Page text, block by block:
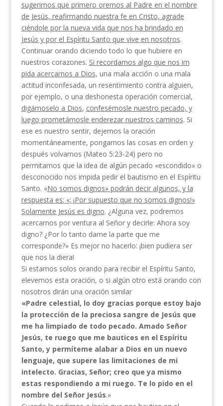
sugerimos que primero oremos al Padre en el nombre
de Jesús, reafirmando nuestra fe en Cristo, agrade­
ciéndole por la nueva vida que nos ha brindado en
Jesús y por el Espíritu Santo que vive en nosotros.
Continuar orando diciendo todo lo que hubiere en
nuestros corazones. Si recordamos algo que nos im­
pida acercarnos a Dios, una mala acción o una mala
actitud inconfesada, un resentimiento contra alguien,
por ejemplo, o una deshonesta operación comercial,
digámoselo a Dios, confesémosle nuestro pecado, y
luego prometámosle enderezar nuestros caminos. Si
ese es nuestro sentir, dejemos la oración
momentáneamente, pongamos las cosas en orden y
después volvamos (Mateo 5:23-24) pero no
permitamos que la idea de algún pecado «es­condido» o
desconocido nos impida pedir el bautismo en el Espíritu
Santo. «No somos dignos» podrán decir algunos, y la
respuesta es: «; ¡Por supuesto que no somos dignos!»
Solamente Jesús es digno. ¿Alguna vez, podremos
acercar­nos por ventura al Señor y decirle: Ahora soy
digno? ¿Por lo tanto dame la parte que me
corresponde?» Es mejor no hacerlo: ¡bien pudiera ser
que nos la diera!
Si estamos solos orando para recibir el Espíritu Santo,
elevemos esta oración, o si algún otro está orando con
nosotros dirán una oración similar
«Padre celestial, lo doy gracias porque estoy bajo
la protección de la preciosa sangre de Jesús que
me ha limpiado de todo pecado. Amado Señor
Jesús, te ruego que me bautices en el Espíritu
Santo, y per­míteme alabar a Dios en un nuevo
lenguaje, que supere las limitaciones de mi
intelecto. Gracias, Señor; creo que ya mismo
estas respondiendo a mi rue­go. Te lo pido en el
nombre del Señor Jesús.»